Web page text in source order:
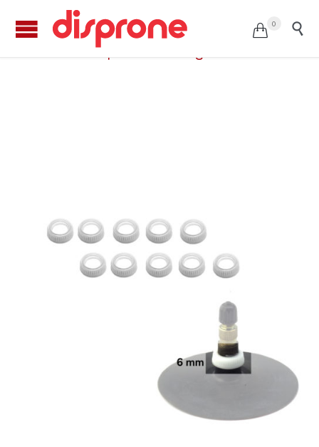
 0 
Arandela para válvula agrícola (10u.)